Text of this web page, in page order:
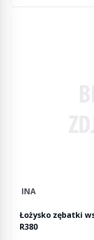
INA
Łożysko zębatki
R380